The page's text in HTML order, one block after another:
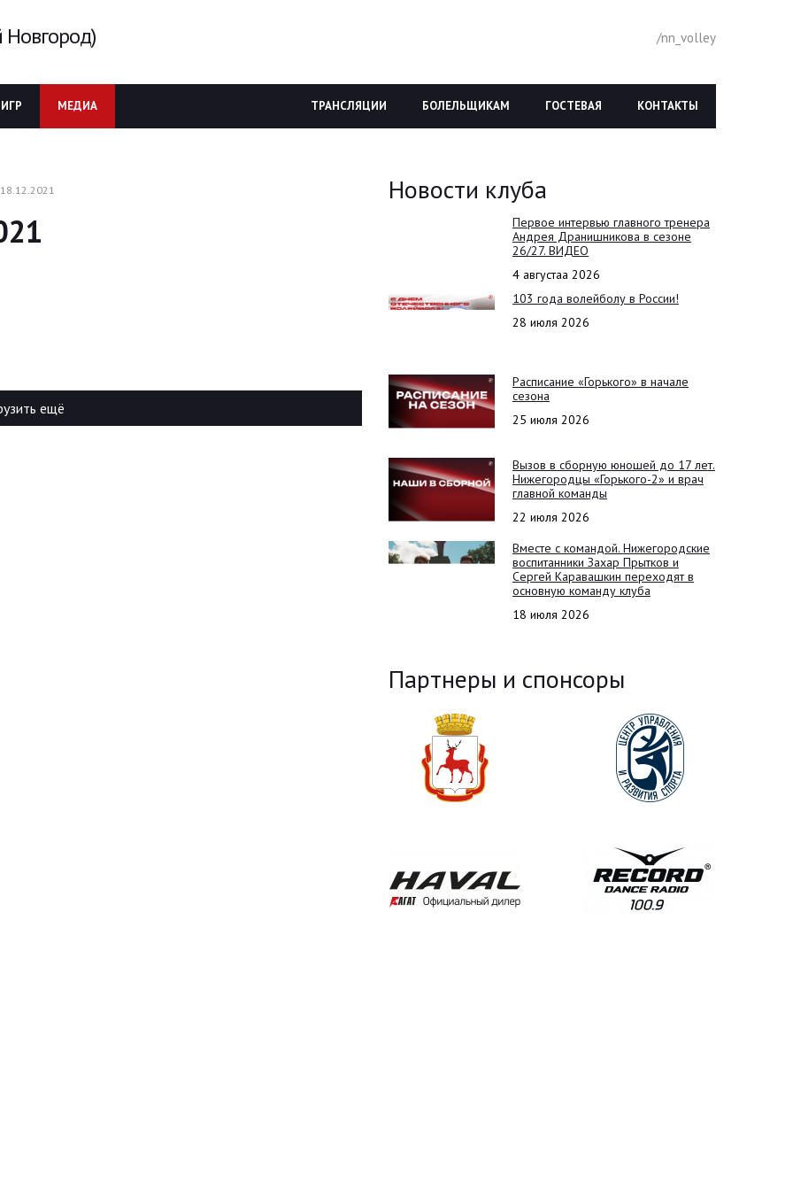
/nn_volley
МЕДИА КОНТАКТЫ
ГОСТЕВАЯ
БОЛЕЛЬЩИКАМ
ТРАНСЛЯЦИИ
ещё
Новости клуба
Первое интервью главного тренера
Андрея Дранишникова в сезоне
26/27. ВИДЕО
4 августаа 2026
103 года волейболу в России!
28 июля 2026
Расписание «Горького» в начале
сезона
25 июля 2026
Вызов в сборную юношей до 17 лет.
Нижегородцы «Горького-2» и врач
главной команды
22 июля 2026
Вместе с командой. Нижегородские
воспитанники Захар Прытков и
Сергей Каравашкин переходят в
основную команду клуба
18 июля 2026
Партнеры и спонсоры